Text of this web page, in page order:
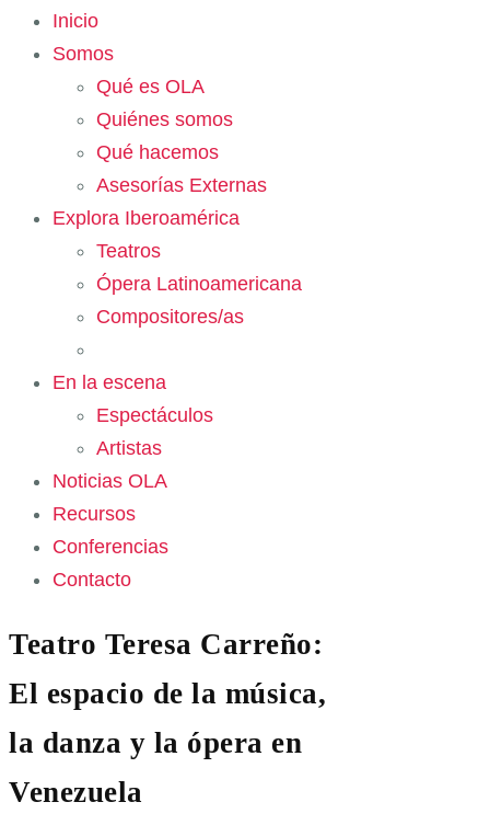
Inicio
Somos
Qué es OLA
Quiénes somos
Qué hacemos
Asesorías Externas
Explora Iberoamérica
Teatros
Ópera Latinoamericana
Compositores/as
En la escena
Espectáculos
Artistas
Noticias OLA
Recursos
Conferencias
Contacto
Teatro Teresa Carreño:
El espacio de la música,
la danza y la ópera en
Venezuela